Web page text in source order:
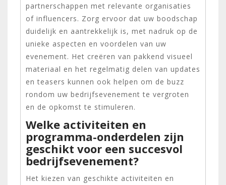
partnerschappen met relevante organisaties
of influencers. Zorg ervoor dat uw boodschap
duidelijk en aantrekkelijk is, met nadruk op de
unieke aspecten en voordelen van uw
evenement. Het creëren van pakkend visueel
materiaal en het regelmatig delen van updates
en teasers kunnen ook helpen om de buzz
rondom uw bedrijfsevenement te vergroten
en de opkomst te stimuleren.
Welke activiteiten en
programma-onderdelen zijn
geschikt voor een succesvol
bedrijfsevenement?
Het kiezen van geschikte activiteiten en